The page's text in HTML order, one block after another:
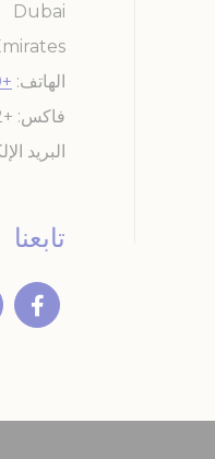
Dubai
الهاتف +97143320000
فاكس +9714332 0001
البريد
تابعنا